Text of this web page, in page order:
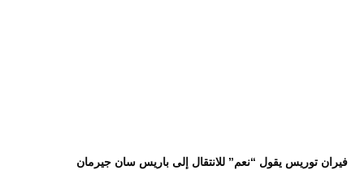
فيران توريس يقول “نعم” للانتقال إلى باريس سان جيرمان